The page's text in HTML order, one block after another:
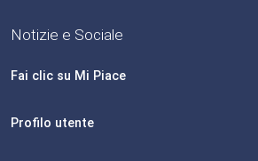
Notizie e Sociale
Fai clic su Mi Piace
Profilo utente